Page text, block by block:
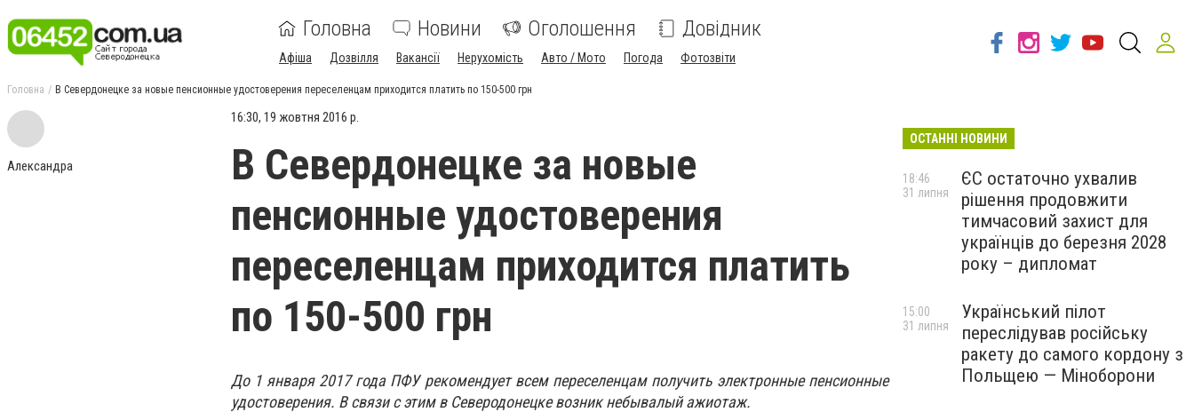
Головна Новини Оголошення Довідник
Афіша Дозвілля Вакансії Нерухомість Авто / Мото Погода Фотозвіти
Головна В Севердонецке за новые пенсионные удостоверения переселенцам приходится платить по 150-500 грн
Александра
16:30, 19 жовтня 2016 р.
В Севердонецке за новые
пенсионные удостоверения
переселенцам приходится платить
по 150-500 грн
До 1 января 2017 года ПФУ рекомендует всем переселенцам получить электронные пенсионные
удостоверения. В связи с этим в Северодонецке возник небывалый ажиотаж.
ОСТАННІ НОВИНИ
ЄС остаточно ухвалив
рішення продовжити
тимчасовий захист для
українців до березня 2028
року – дипломат
18:46
31 липня
Український пілот
переслідував російську
ракету до самого кордону з
Польщею — Міноборони
15:00
31 липня